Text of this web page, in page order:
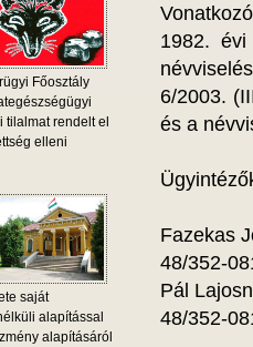
Főosztály
rendelt el
elleni
saját
alapítással
alapításáról
1982.
6/2003.
és a
Fazekas
48/352-
Pál
48/352-